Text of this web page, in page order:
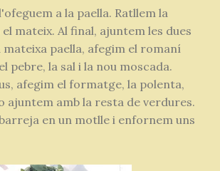
a la paella. Ratllem la
mateix. Al final, ajuntem les dues
paella, afegim el romaní
pebre, la sal i la nou moscada.
afegim el formatge, la polenta,
ajuntem amb la resta de verdures.
en un motlle i enfornem uns